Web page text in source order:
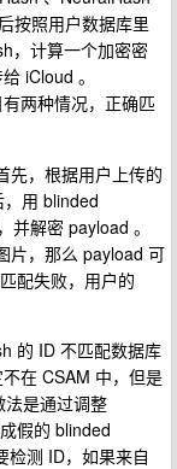
按照用户数据库里
，计算一个加密密
iCloud 。
两种情况，正确匹
先，根据用户上传的
用 blinded
解密 payload 。
片，那么 payload 可
配失败，用户的
的 ID 不匹配数据库
在 CSAM 中，但是
是通过调整
假的 blinded
检测 ID，如果来自